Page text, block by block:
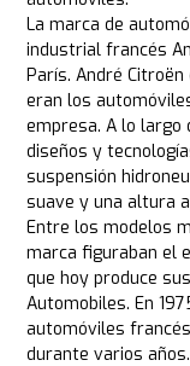
La marca de
industrial francés
París. André
eran los
empresa. A lo largo
diseños y
suspensión
suave y una altura
Entre los modelos
marca figuraban el
que hoy produce
Automobiles. En
automóviles
durante varios